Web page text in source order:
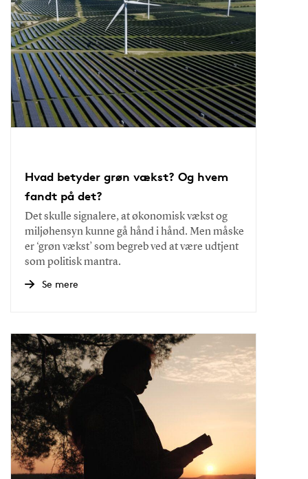
Hvad betyder grøn vækst? Og hvem
fandt på det?
Det skulle signalere, at økonomisk vækst og
miljøhensyn kunne gå hånd i hånd. Men måske
er ‘grøn vækst’ som begreb ved at være udtjent
som politisk mantra.
Se mere